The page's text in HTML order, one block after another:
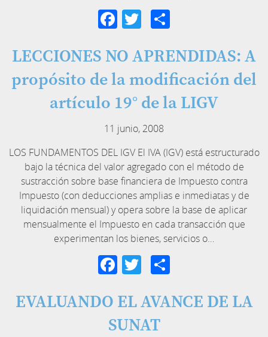
Facebook
Twitter
LECCIONES NO APRENDIDAS: A
propósito de la modificación del
artículo 19° de la LIGV
11 junio, 2008
LOS FUNDAMENTOS DEL IGV El IVA (IGV) está estructurado
bajo la técnica del valor agregado con el método de
sustracción sobre base financiera de Impuesto contra
Impuesto (con deducciones amplias e inmediatas y de
liquidación mensual) y opera sobre la base de aplicar
mensualmente el Impuesto en cada transacción que
experimentan los bienes, servicios o…
Facebook
Twitter
EVALUANDO EL AVANCE DE LA
SUNAT